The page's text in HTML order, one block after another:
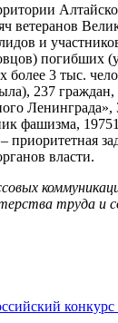
ветеранов
и
погибших
более 3 тыс.
237
фашизма,
приоритетная
власти.
труда и